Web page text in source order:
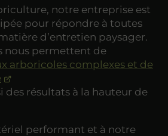
notre entreprise est
pour répondre à toutes
d’entretien paysager.
nous permettent de
arboricoles complexes et de
des résultats à la hauteur de
performant et à notre